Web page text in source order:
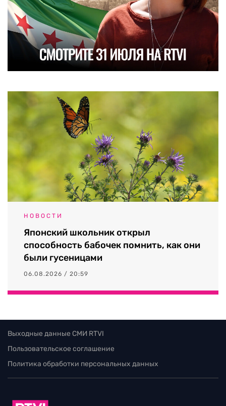
НОВОСТИ
Японский школьник открыл
способность бабочек помнить, как они
были гусеницами
06.08.2026 / 20:59
Выходные данные СМИ RTVI
Пользовательское соглашение
Политика обработки персональных данных